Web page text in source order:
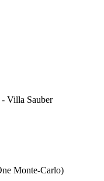
Villa Sauber
Monte-Carlo)